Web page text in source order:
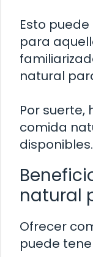
Esto
para
natural
Por suerte,
comida
disponibles.
natural
Ofrecer
puede